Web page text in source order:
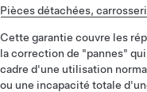
Pièces détachées,
Cette garantie couvre les
la correction de "pannes"
cadre d'une utilisation
ou une incapacité totale